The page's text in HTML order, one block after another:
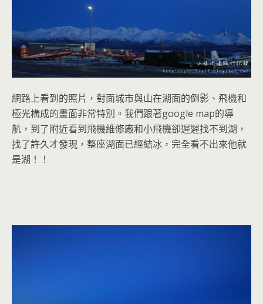
網路上看到的照片，對面城市與山在湖面的倒影、飛機和
極光構成的畫面非常特別。我們跟著google map的導
航，到了附近看到飛機維修廠和小飛機卻遲遲找不到湖，
找了許久才發現，整座湖面已經結冰，完全看不出來他就
是湖！！